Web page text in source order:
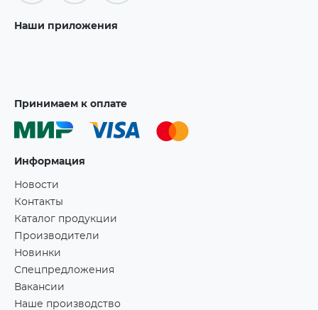
Наши приложения
Принимаем к оплате
Информация
Новости
Контакты
Каталог продукции
Производители
Новинки
Спецпредложения
Вакансии
Наше производство